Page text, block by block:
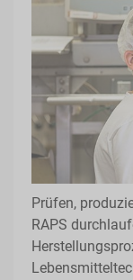
Prüfen,
RAPS